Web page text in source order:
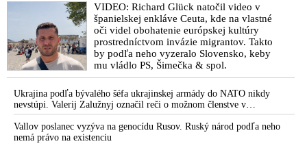
VIDEO: Richard Glück natočil video v
španielskej enkláve Ceuta, kde na vlastné
oči videl obohatenie európskej kultúry
prostredníctvom invázie migrantov. Takto
by podľa neho vyzeralo Slovensko, keby
mu vládlo PS, Šimečka & spol.
Ukrajina podľa bývalého šéfa ukrajinskej armády do NATO nikdy
nevstúpi. Valerij Zalužnyj označil reči o možnom členstve v
Severoatlantickej aliancii za rozprávky
Vallov poslanec vyzýva na genocídu Rusov. Ruský národ podľa neho
nemá právo na existenciu